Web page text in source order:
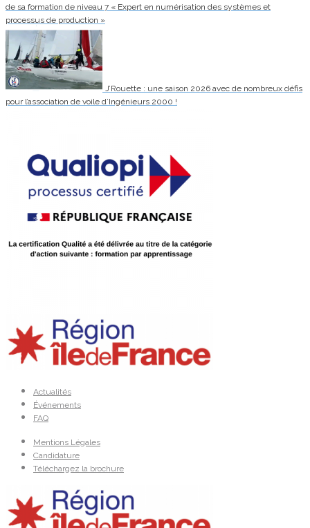
de sa formation de niveau 7 « Expert en numérisation des systèmes et
processus de production »
J’Rouette : une saison 2026 avec de nombreux défis
pour l’association de voile d’Ingénieurs 2000 !
Actualités
Événements
FAQ
Mentions Légales
Candidature
Téléchargez la brochure